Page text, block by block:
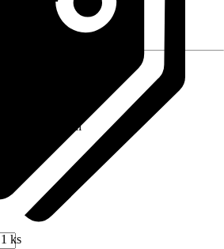
30°C běžné praní
1 ks